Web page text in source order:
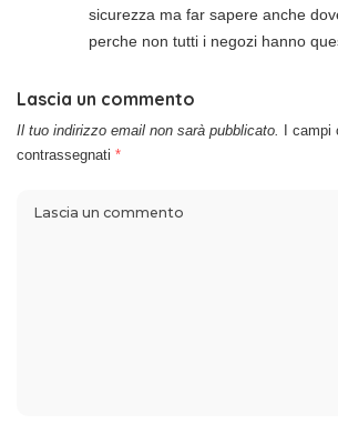
sicurezza ma far sapere anche
perche non tutti i negozi hanno
Lascia un commento
Il tuo indirizzo email non sarà pubblicato. I campi
contrassegnati *